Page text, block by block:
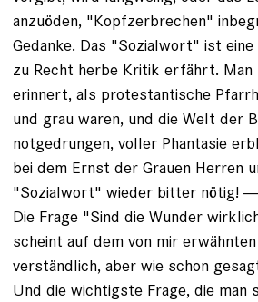
anzuöden, "Kopfzerbrechen"
Gedanke. Das "Sozialwort" ist
zu Recht herbe Kritik erfährt.
erinnert, als protestantische
und grau waren, und die Welt der
notgedrungen, voller Phantasie
bei dem Ernst der Grauen Herren
"Sozialwort" wieder bitter nötig!
Die Frage "Sind die Wunder
scheint auf dem von mir
verständlich, aber wie schon
Und die wichtigste Frage, die man